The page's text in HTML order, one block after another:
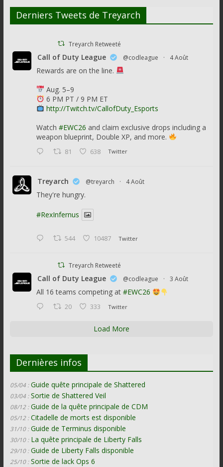
Derniers Tweets de Treyarch
Treyarch Retweeté
Call of Duty League @codleague · 4 Août
Rewards are on the line.
Aug. 5–9
6 PM PT / 9 PM ET
http://Twitch.tv/CallofDuty_Esports
Watch #EWC26 and claim exclusive drops including a
weapon blueprint, Double XP, and more.
81 638 Twitter
Treyarch @treyarch · 4 Août
They're hungry.
#RexInfernus
544 10487 Twitter
Treyarch Retweeté
Call of Duty League @codleague · 3 Août
All 16 teams competing at #EWC26
20 333 Twitter
Load More
Dernières infos
05/04 : Guide quête principale de Shattered
03/04 : Sortie de Shattered Veil
08/12 : Guide de la quête principale de CDM
05/12 : Citadelle de morts est disponible
31/10 : Guide de Terminus disponible
30/10 : La quête principale de Liberty Falls
29/10 : Guide de Liberty Falls disponible
25/10 : Sortie de lack Ops 6